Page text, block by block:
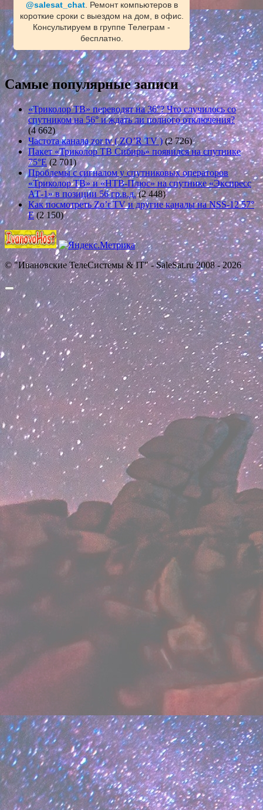
@salesat_chat. Ремонт компьютеров в
короткие сроки с выездом на дом, в офис.
Консультируем в группе Телеграм -
бесплатно.
Самые популярные записи
«Триколор ТВ» переводят на 36°? Что случилось со
спутником на 56° и ждать ли полного отключения?
(4 662)
Частота канала zor tv ( ZO’R TV ) (2 726)
Пакет «Триколор ТВ Сибирь» появился на спутнике
75°E (2 701)
Проблемы с сигналом у спутниковых операторов
«Триколор ТВ» и «НТВ-Плюс» на спутнике «Экспресс
АТ-1» в позиции 56 гр.в.д. (2 448)
Как посмотреть Zo’r TV и другие каналы на NSS-12 57°
E (2 150)
© "Ивановские ТелеСистемы & IT" - SaleSat.ru 2008 - 2026
Прокрутить
вверх